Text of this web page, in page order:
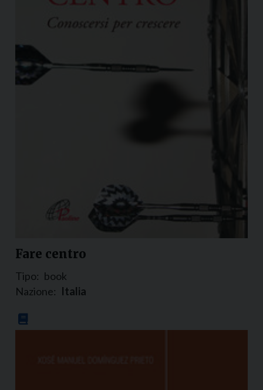
Fare centro
Tipo: book
Nazione: Italia